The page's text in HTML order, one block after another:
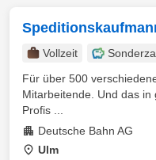
Vollzeit
Für über 500
Mitarbeitende. Und das
Profis ...
Deutsche Bahn AG
Ulm